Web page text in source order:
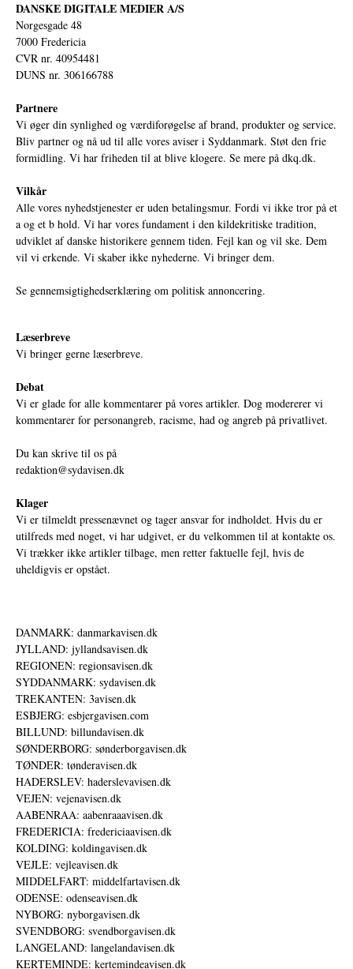
DANSKE DIGITALE MEDIER A/S
Norgesgade 48
7000 Fredericia
CVR nr. 40954481
DUNS nr. 306166788
Partnere
Vi øger din synlighed og værdiforøgelse af brand, produkter og service.
Bliv partner og nå ud til alle vores aviser i Syddanmark. Støt den frie
formidling. Vi har friheden til at blive klogere. Se mere på dkq.dk.
Vilkår
Alle vores nyhedstjenester er uden betalingsmur. Fordi vi ikke tror på et
a og et b hold. Vi har vores fundament i den kildekritiske tradition,
udviklet af danske historikere gennem tiden. Fejl kan og vil ske. Dem
vil vi erkende. Vi skaber ikke nyhederne. Vi bringer dem.
Se gennemsigtighedserklæring om politisk annoncering.
Læserbreve
Vi bringer gerne læserbreve.
Debat
Vi er glade for alle kommentarer på vores artikler. Dog modererer vi
kommentarer for personangreb, racisme, had og angreb på privatlivet.
Du kan skrive til os på
redaktion@sydavisen.dk
Klager
Vi er tilmeldt pressenævnet og tager ansvar for indholdet. Hvis du er
utilfreds med noget, vi har udgivet, er du velkommen til at kontakte os.
Vi trækker ikke artikler tilbage, men retter faktuelle fejl, hvis de
uheldigvis er opstået.
DANMARK: danmarkavisen.dk
JYLLAND: jyllandsavisen.dk
REGIONEN: regionsavisen.dk
SYDDANMARK: sydavisen.dk
TREKANTEN: 3avisen.dk
ESBJERG: esbjergavisen.com
BILLUND: billundavisen.dk
SØNDERBORG: sønderborgavisen.dk
TØNDER: tønderavisen.dk
HADERSLEV: haderslevavisen.dk
VEJEN: vejenavisen.dk
AABENRAA: aabenraaavisen.dk
FREDERICIA: fredericiaavisen.dk
KOLDING: koldingavisen.dk
VEJLE: vejleavisen.dk
MIDDELFART: middelfartavisen.dk
ODENSE: odenseavisen.dk
NYBORG: nyborgavisen.dk
SVENDBORG: svendborgavisen.dk
LANGELAND: langelandavisen.dk
KERTEMINDE: kertemindeavisen.dk